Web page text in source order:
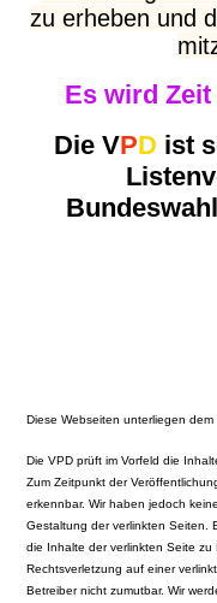
zu erheben und
Es wird
Die VPD ist
Diese Webseiten unterliegen
Die VPD prüft im Vorfeld die
Zum Zeitpunkt der
erkennbar. Wir haben jedoch
Gestaltung der verlinkten Seiten.
die Inhalte der verlinkten Seite
Rechtsverletzung auf einer
Betreiber nicht zumutbar. Wir